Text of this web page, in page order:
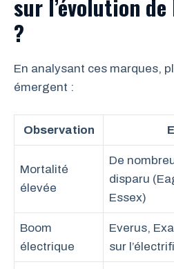
sur l’évolution de
?
En analysant ces marques,
émergent :
Observation
Mortalité
élevée
De
disparu
Essex)
Boom
électrique
Everus,
sur